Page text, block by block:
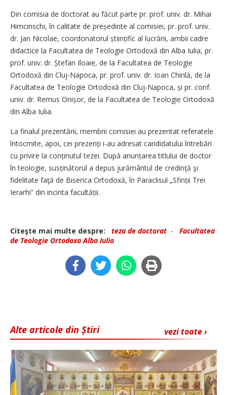
Din comisia de doctorat au făcut parte pr. prof. univ. dr. Mihai
Himcinschi, în calitate de președinte al comisiei, pr. prof. univ.
dr. Jan Nicolae, coordonatorul științific al lucrării, ambii cadre
didactice la Facultatea de Teologie Ortodoxă din Alba Iulia, pr.
prof. univ. dr. Ștefan Iloaie, de la Facultatea de Teologie
Ortodoxă din Cluj-Napoca, pr. prof. univ. dr. Ioan Chirilă, de la
Facultatea de Teologie Ortodoxă din Cluj-Napoca, și pr. conf.
univ. dr. Remus Onișor, de la Facultatea de Teologie Ortodoxă
din Alba Iulia.
La finalul prezentării, membrii comisiei au prezentat referatele
întocmite, apoi, cei prezenți i-au adresat candidatului întrebări
cu privire la conținutul tezei. După anunțarea titlului de doctor
în teologie, susținătorul a depus jurământul de credinţă şi
fidelitate faţă de Biserica Ortodoxă, în Paraclisul „Sfinții Trei
Ierarhi” din incinta facultății.
Citeşte mai multe despre: teza de doctorat - Facultatea
de Teologie Ortodoxa Alba Iulia
vezi toate ›
Alte articole din Știri